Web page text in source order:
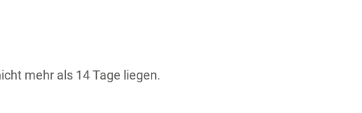
mehr als 14 Tage liegen.